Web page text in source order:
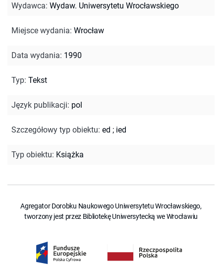
Wydawca: Wydaw. Uniwersytetu Wrocławskiego
Miejsce wydania: Wrocław
Data wydania: 1990
Typ: Tekst
Język publikacji: pol
Szczegółowy typ obiektu: ed ; ied
Typ obiektu: Książka
Agregator Dorobku Naukowego Uniwersytetu Wrocławskiego,
tworzony jest przez Bibliotekę Uniwersytecką we Wrocławiu